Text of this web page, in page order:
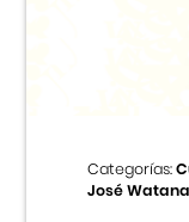
Centro
Museo de
Categorías:
José